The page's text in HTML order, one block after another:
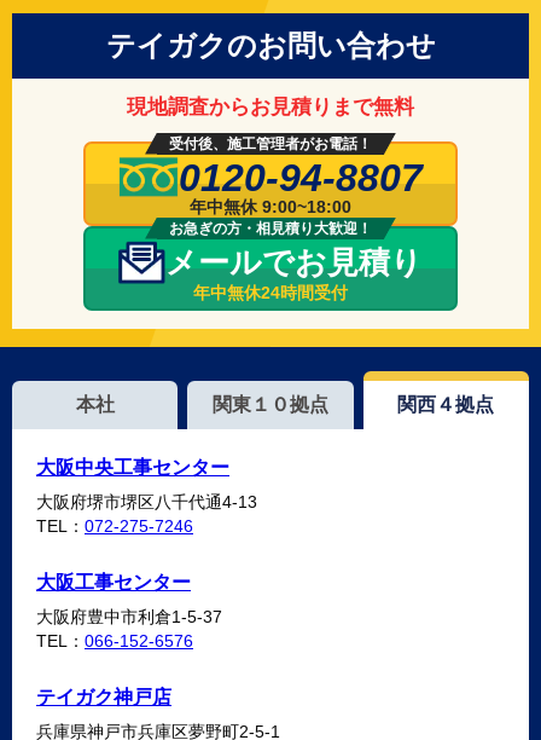
テイガクのお問い合わせ
現地調査からお見積りまで無料
受付後、施工管理者がお電話！
0120-94-8807
年中無休 9:00~18:00
お急ぎの方・相見積り大歓迎！
メールでお見積り
年中無休24時間受付
本社 関東１０拠点 関西４拠点
大阪中央工事センター
大阪府堺市堺区八千代通4-13
TEL： 072-275-7246
大阪工事センター
大阪府豊中市利倉1-5-37
TEL： 066-152-6576
テイガク神戸店
兵庫県神戸市兵庫区夢野町2-5-1